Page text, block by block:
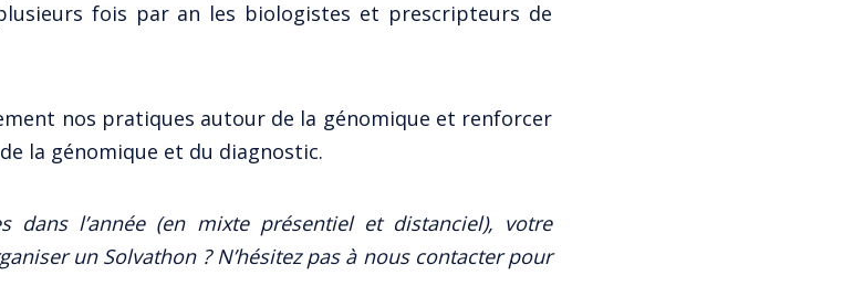
fois par an les biologistes et prescripteurs de
nos pratiques autour de la génomique et renforcer
la génomique et du diagnostic.
dans l’année (en mixte présentiel et distanciel), votre
un Solvathon ? N’hésitez pas à nous contacter pour